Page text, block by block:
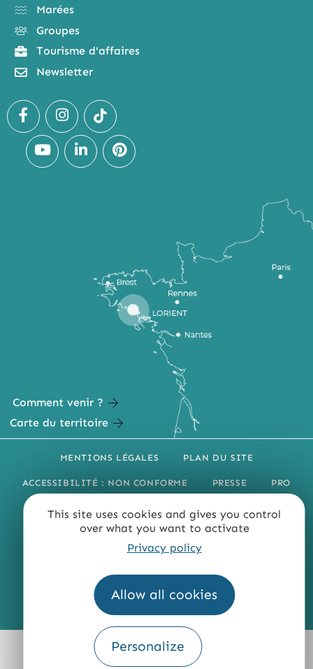
This site uses cookies and gives you control
over what you want to activate
Privacy policy
Allow all cookies
Personalize
Marées
Groupes
Tourisme d'affaires
Newsletter
Comment venir ?
Carte du territoire
MENTIONS LÉGALES PLAN DU SITE
ACCESSIBILITÉ : NON CONFORME PRESSE PRO
QUI SOMMES-NOUS ?
Fourni par
Traduction